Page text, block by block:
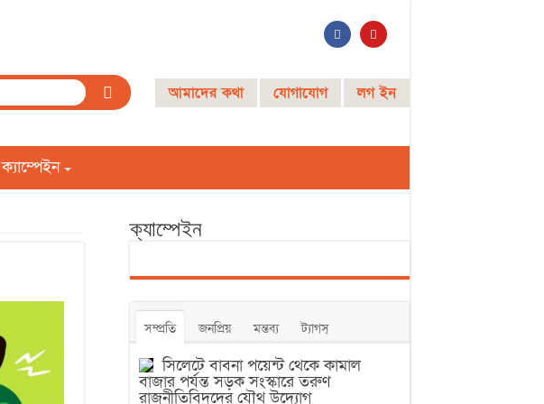
আমাদের কথা যোগাযোগ লগ ইন
ক্যাম্পেইন
ক্যাম্পেইন
সম্প্রতি জনপ্রিয় মন্তব্য ট্যাগস্
সিলেটে বাবনা পয়েন্ট থেকে কামাল
বাজার পর্যন্ত সড়ক সংস্কারে তরুণ
রাজনীতিবিদদের যৌথ উদ্যোগ